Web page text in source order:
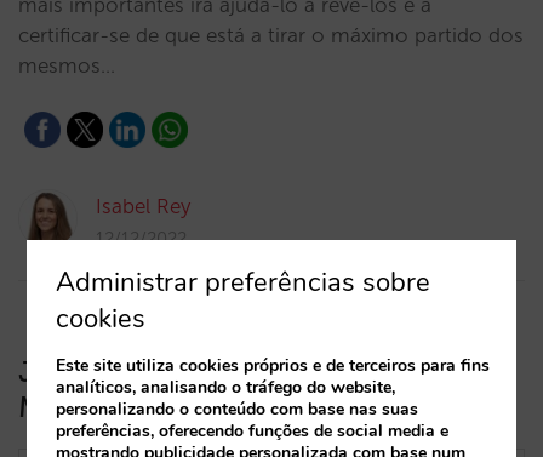
mais importantes irá ajudá-lo a revê-los e a
certificar-se de que está a tirar o máximo partido dos
mesmos…
Isabel Rey
12/12/2022
Já chegou o calendário de preços da
Mirai
Administrar preferências sobre
cookies
Este site utiliza cookies próprios e de terceiros para fins
analíticos, analisando o tráfego do website,
personalizando o conteúdo com base nas suas
preferências, oferecendo funções de social media e